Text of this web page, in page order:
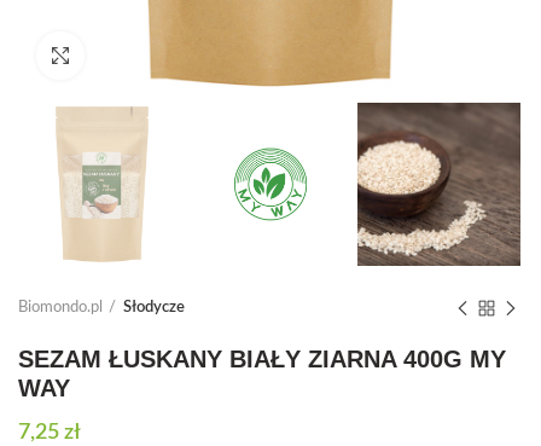
Biomondo.pl Słodycze
SEZAM ŁUSKANY BIAŁY ZIARNA 400G MY
WAY
7,25 zł